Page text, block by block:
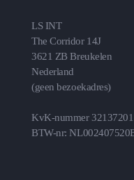
LS INT
The Corridor 14J
3621 ZB Breukelen
Nederland
(geen bezoekadres)
KvK-nummer 32137201
BTW-nr: